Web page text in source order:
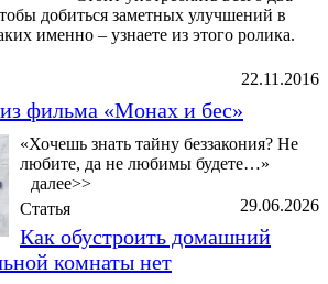
добиться заметных улучшений в
именно – узнаете из этого ролика.
22.11.2016
фильма «Монах и бес»
«Хочешь знать тайну беззакония? Не
любите, да не любимы будете…»
далее>>
29.06.2026
Статья
Как обустроить домашний
комнаты нет